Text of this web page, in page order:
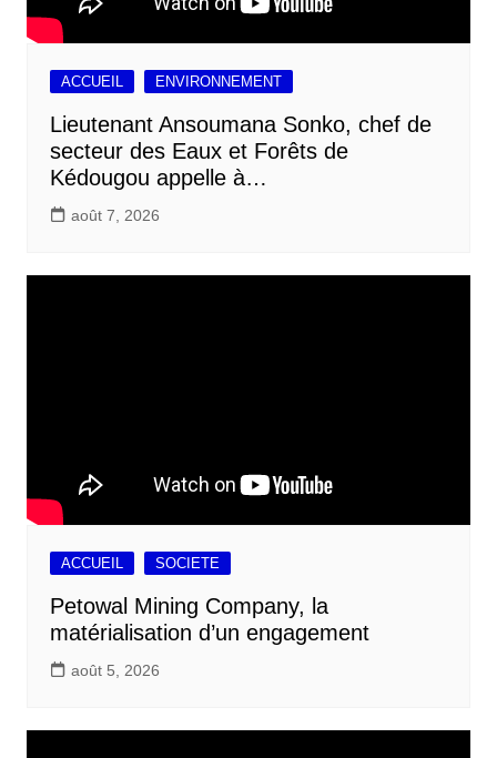
ACCUEIL ENVIRONNEMENT
Lieutenant Ansoumana Sonko, chef de
secteur des Eaux et Forêts de
Kédougou appelle à…
août 7, 2026
ACCUEIL SOCIETE
Petowal Mining Company, la
matérialisation d’un engagement
août 5, 2026